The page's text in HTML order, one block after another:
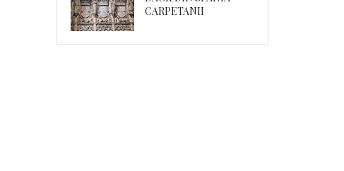
CARPETANII